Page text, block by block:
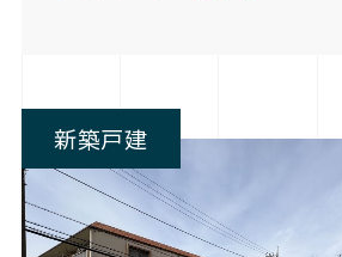
新築戸建